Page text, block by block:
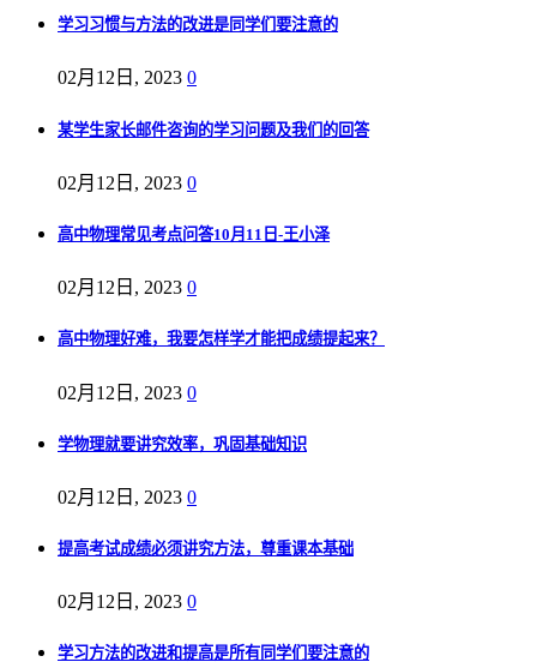
学习习惯与方法的改进是同学们要注意的
02月12日, 2023 0
某学生家长邮件咨询的学习问题及我们的回答
02月12日, 2023 0
高中物理常见考点问答10月11日-王小泽
02月12日, 2023 0
高中物理好难，我要怎样学才能把成绩提起来？
02月12日, 2023 0
学物理就要讲究效率，巩固基础知识
02月12日, 2023 0
提高考试成绩必须讲究方法，尊重课本基础
02月12日, 2023 0
学习方法的改进和提高是所有同学们要注意的